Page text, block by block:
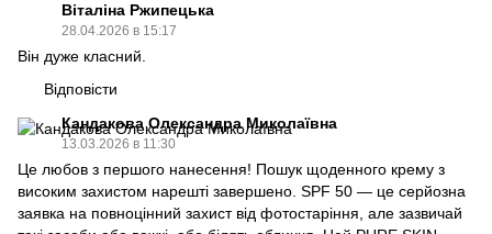
Віталіна Ржипецька
28.04.2026 в 15:17
Він дуже класний.
Відповісти
Кандакова Олександра Миколаївна
13.03.2026 в 11:30
Це любов з першого нанесення! Пошук щоденного крему з
високим захистом нарешті завершено. SPF 50 — це серйозна
заявка на повноцінний захист від фотостаріння, але зазвичай